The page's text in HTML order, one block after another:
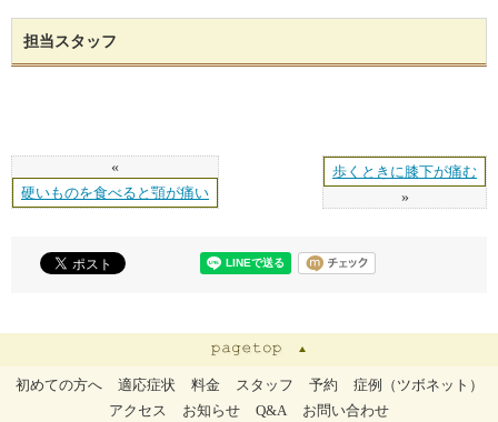
担当スタッフ
«
硬いものを食べると顎が痛い
歩くときに膝下が痛む
»
初めての方へ 適応症状 料金 スタッフ 予約
症例（ツボネット）
アクセス
お知らせ Q&A お問い合わせ